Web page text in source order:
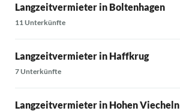
Langzeitvermieter in Boltenhagen
11 Unterkünfte
Langzeitvermieter in Haffkrug
7 Unterkünfte
Langzeitvermieter in Hohen Viecheln